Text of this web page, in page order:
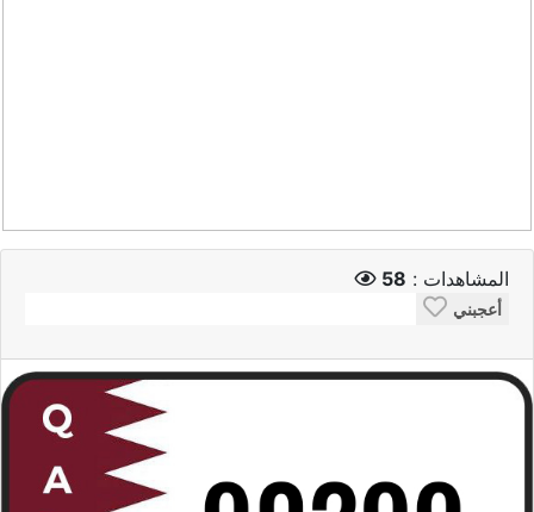
المشاهدات : 58
أعجبني